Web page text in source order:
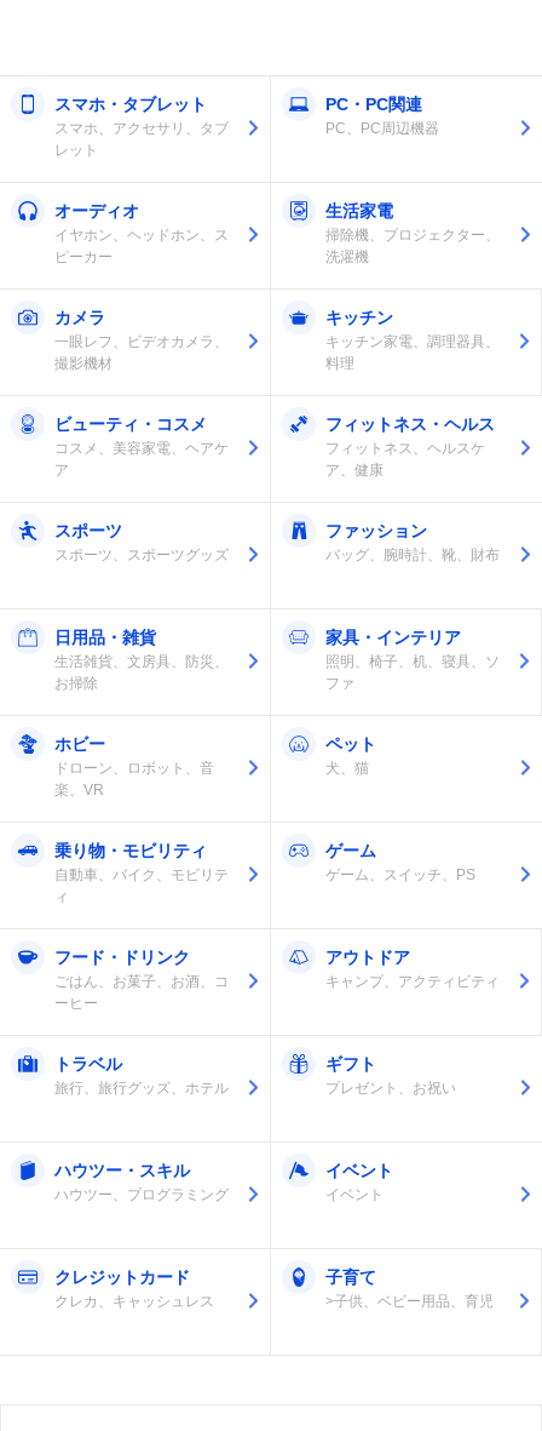
スマホ・タブレット
スマホ、アクセサリ、タブ
レット
PC・PC関連
PC、PC周辺機器
オーディオ
イヤホン、ヘッドホン、ス
ピーカー
生活家電
掃除機、プロジェクター、
洗濯機
カメラ
一眼レフ、ビデオカメラ、
撮影機材
キッチン
キッチン家電、調理器具、
料理
ビューティ・コスメ
コスメ、美容家電、ヘアケ
ア
フィットネス・ヘルス
フィットネス、ヘルスケ
ア、健康
スポーツ
スポーツ、スポーツグッズ
ファッション
バッグ、腕時計、靴、財布
日用品・雑貨
生活雑貨、文房具、防災、
お掃除
家具・インテリア
照明、椅子、机、寝具、ソ
ファ
ホビー
ドローン、ロボット、音
楽、VR
ペット
犬、猫
乗り物・モビリティ
自動車、バイク、モビリテ
ィ
ゲーム
ゲーム、スイッチ、PS
フード・ドリンク
ごはん、お菓子、お酒、コ
ーヒー
アウトドア
キャンプ、アクティビティ
トラベル
旅行、旅行グッズ、ホテル
ギフト
プレゼント、お祝い
ハウツー・スキル
ハウツー、プログラミング
イベント
イベント
クレジットカード
クレカ、キャッシュレス
子育て
>子供、ベビー用品、育児